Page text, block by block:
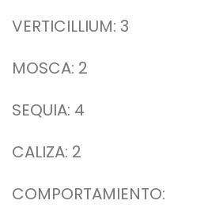
VERTICILLIUM: 3
MOSCA: 2
SEQUIA: 4
CALIZA: 2
COMPORTAMIENTO: